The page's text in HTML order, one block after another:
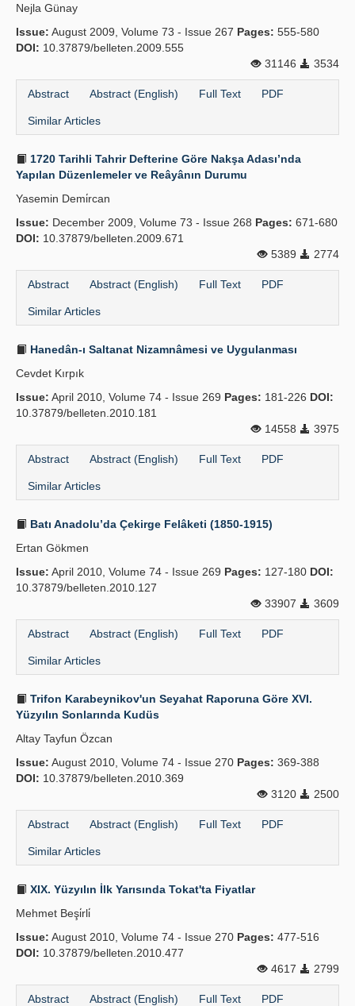
Nejla Günay
Issue: August 2009, Volume 73 - Issue 267 Pages: 555-580
DOI: 10.37879/belleten.2009.555
31146
3534
Abstract Abstract (English) Full Text PDF
Similar Articles
1720 Tarihli Tahrir Defterine Göre Nakşa Adası’nda
Yapılan Düzenlemeler ve Reâyânın Durumu
Yasemin Demi̇rcan
Issue: December 2009, Volume 73 - Issue 268 Pages: 671-680
DOI: 10.37879/belleten.2009.671
5389
2774
Abstract Abstract (English) Full Text PDF
Similar Articles
Hanedân-ı Saltanat Nizamnâmesi ve Uygulanması
Cevdet Kırpık
Issue: April 2010, Volume 74 - Issue 269 Pages: 181-226 DOI:
10.37879/belleten.2010.181
14558
3975
Abstract Abstract (English) Full Text PDF
Similar Articles
Batı Anadolu’da Çekirge Felâketi (1850-1915)
Ertan Gökmen
Issue: April 2010, Volume 74 - Issue 269 Pages: 127-180 DOI:
10.37879/belleten.2010.127
33907
3609
Abstract Abstract (English) Full Text PDF
Similar Articles
Trifon Karabeynikov'un Seyahat Raporuna Göre XVI.
Yüzyılın Sonlarında Kudüs
Altay Tayfun Özcan
Issue: August 2010, Volume 74 - Issue 270 Pages: 369-388
DOI: 10.37879/belleten.2010.369
3120
2500
Abstract Abstract (English) Full Text PDF
Similar Articles
XIX. Yüzyılın İlk Yarısında Tokat'ta Fiyatlar
Mehmet Beşi̇rli̇
Issue: August 2010, Volume 74 - Issue 270 Pages: 477-516
DOI: 10.37879/belleten.2010.477
4617
2799
Abstract Abstract (English) Full Text PDF